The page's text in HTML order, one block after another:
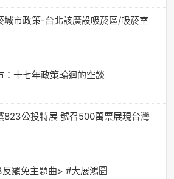
城市政策-台北該廣設吸菸區/吸菸室
：十七年政策輪迴的空談
823公投特展 號召500萬票展現台灣
罷免主題曲> #大展鴻圖